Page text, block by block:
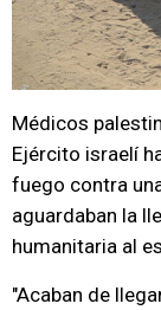
Médicos
Ejército israelí
fuego contra
aguardaban la
humanitaria al
"Acaban de